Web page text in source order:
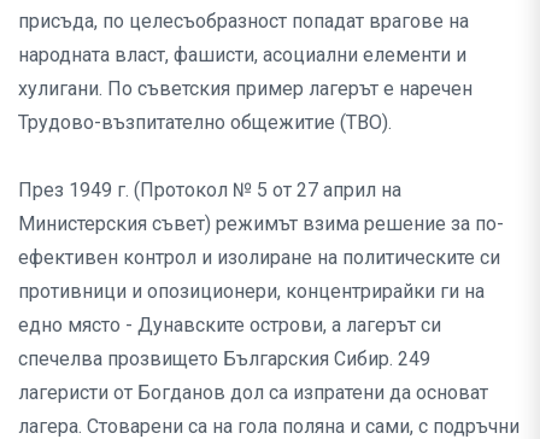
присъда, по целесъобразност попадат врагове на
народната власт, фашисти, асоциални елементи и
хулигани. По съветския пример лагерът е наречен
Трудово-възпитателно общежитие (ТВО).
През 1949 г. (Протокол № 5 от 27 април на
Министерския съвет) режимът взима решение за по-
ефективен контрол и изолиране на политическите си
противници и опозиционери, концентрирайки ги на
едно място - Дунавските острови, а лагерът си
спечелва прозвището Българския Сибир. 249
лагеристи от Богданов дол са изпратени да основат
лагера. Стоварени са на гола поляна и сами, с подръчни